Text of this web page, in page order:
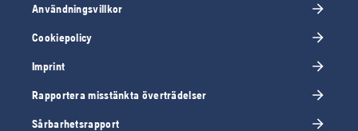
Användningsvillkor
Cookiepolicy
Imprint
Rapportera misstänkta överträdelser
Sårbarhetsrapport